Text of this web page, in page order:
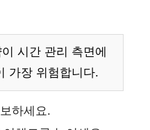
시간 관리 측면에
가장 위험합니다.
하세요.